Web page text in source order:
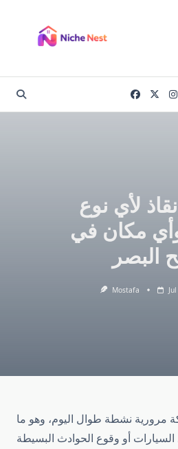
content
لأي نوع
مكان في
البصر
Mostafa
مرورية نشطة طوال اليوم، وهو ما
أو وقوع الحوادث البسيطة